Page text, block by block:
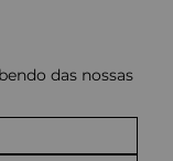
das nossas